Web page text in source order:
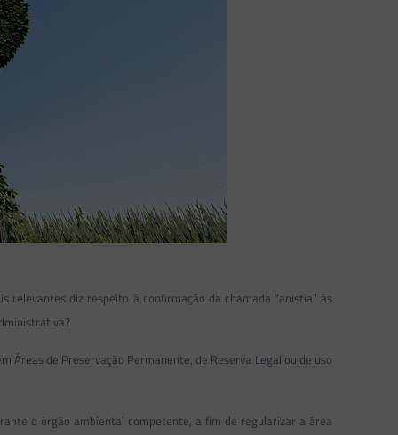
relevantes diz respeito à confirmação da chamada “anistia” às
de Preservação Permanente, de Reserva Legal ou de uso
o órgão ambiental competente, a fim de regularizar a área